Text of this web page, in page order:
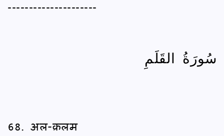
---------------------
سُورَةُ القَلَمِ
68. अल-क़लम